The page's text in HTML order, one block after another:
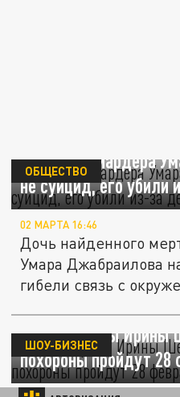
Дочь миллиардера
не суицид, его убили
ОБЩЕСТВО
02 МАРТА 16:46
Дочь найденного
Умара Джабраилова
гибели связь с
Дочь актрисы Ирины
похороны пройдут 28
ШОУ-БИЗНЕС